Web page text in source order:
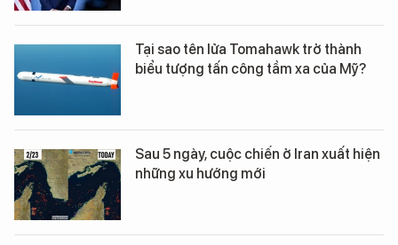
Tại sao tên lửa Tomahawk trở thành
biểu tượng tấn công tầm xa của Mỹ?
Sau 5 ngày, cuộc chiến ở Iran xuất hiện
những xu hướng mới